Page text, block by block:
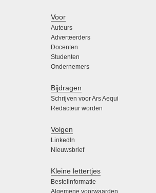
Voor
Auteurs
Adverteerders
Docenten
Studenten
Ondernemers
Bijdragen
Schrijven voor Ars Aequi
Redacteur worden
Volgen
LinkedIn
Nieuwsbrief
Kleine lettertjes
Bestelinformatie
Algemene voorwaarden